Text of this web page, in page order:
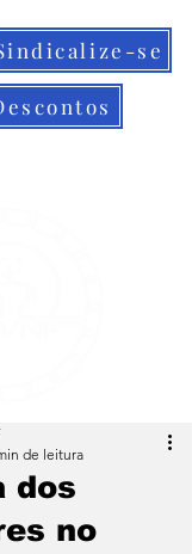
se
dos
no
de leitura